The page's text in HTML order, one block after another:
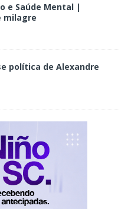
e Saúde Mental |
milagre
política de Alexandre